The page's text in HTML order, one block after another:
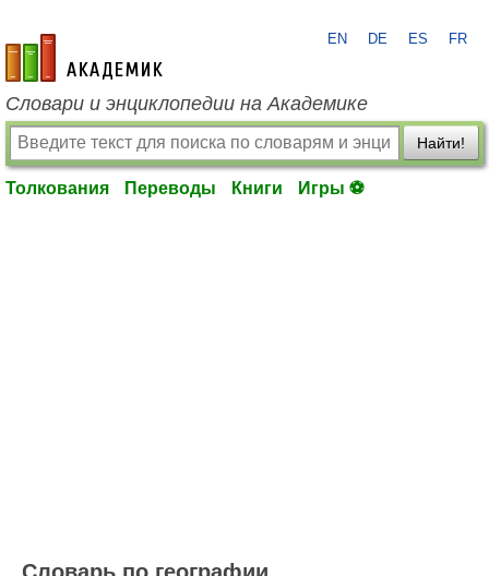
academic.ru
EN DE ES FR
Словари и энциклопедии на Академике
Найти!
Толкования Переводы Книги Игры ⚽